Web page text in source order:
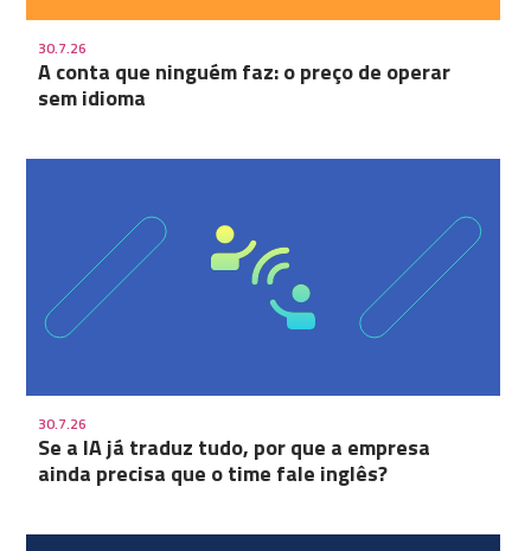
30.7.26
A conta que ninguém faz: o preço de operar
sem idioma
30.7.26
Se a IA já traduz tudo, por que a empresa
ainda precisa que o time fale inglês?